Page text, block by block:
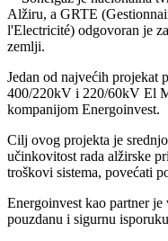
Alžiru, a GRTE
l'Electricité) odgovoran je
zemlji.
Jedan od najvećih projekat
400/220kV i 220/60kV El
kompanijom Energoinvest.
Cilj ovog projekta je
učinkovitost rada alžirske
troškovi sistema, povećati
Energoinvest kao partner
pouzdanu i sigurnu